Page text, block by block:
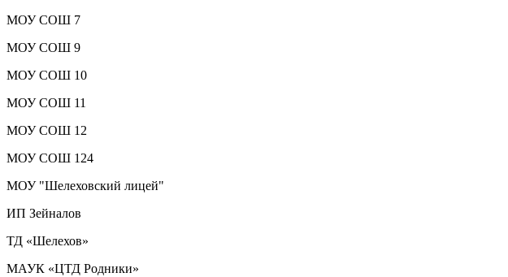
МОУ СОШ 7
МОУ СОШ 9
МОУ СОШ 10
МОУ СОШ 11
МОУ СОШ 12
МОУ СОШ 124
МОУ "Шелеховский лицей"
ИП Зейналов
ТД «Шелехов»
МАУК «ЦТД Родники»